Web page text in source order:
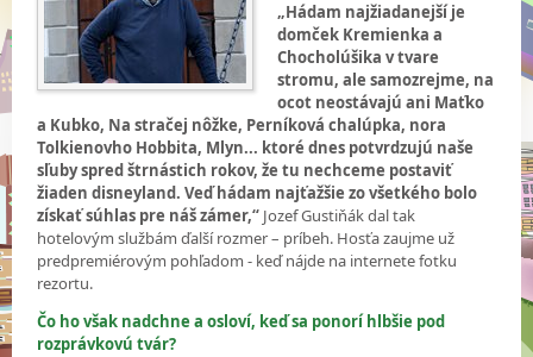
„Hádam najžiadanejší je
domček Kremienka a
Chocholúšika v tvare
stromu, ale samozrejme, na
ocot neostávajú ani Maťko
a Kubko, Na stračej nôžke, Perníková chalúpka, nora
Tolkienovho Hobbita, Mlyn... ktoré dnes potvrdzujú naše
sľuby spred štrnástich rokov, že tu nechceme postaviť
žiaden disneyland. Veď hádam najťažšie zo všetkého bolo
získať súhlas pre náš zámer,“ Jozef Gustiňák dal tak
hotelovým službám ďalší rozmer – príbeh. Hosťa zaujme už
predpremiérovým pohľadom - keď nájde na internete fotku
rezortu.
Čo ho však nadchne a osloví, keď sa ponorí hlbšie pod
rozprávkovú tvár?